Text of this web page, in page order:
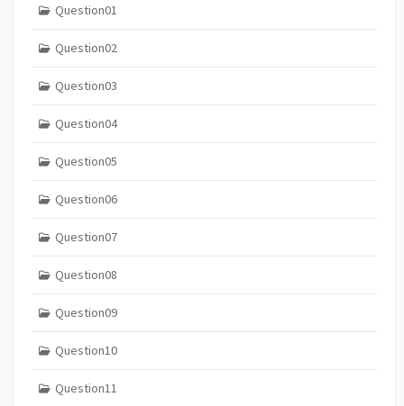
Question01
Question02
Question03
Question04
Question05
Question06
Question07
Question08
Question09
Question10
Question11